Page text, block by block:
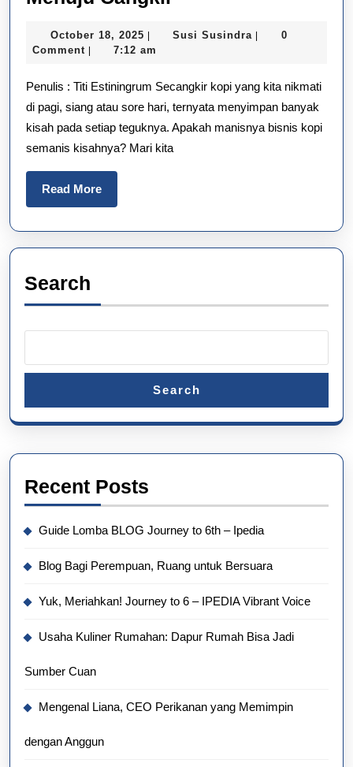
dari
Menuju
Cangkir
October 18, 2025 October
18,
Susi Susindra Susi
0
Comment
7:12 am
Penulis : Titi Estiningrum Secangkir kopi yang kita nikmati
di pagi, siang atau sore hari, ternyata menyimpan banyak
kisah pada setiap teguknya. Apakah manisnya bisnis kopi
semanis kisahnya? Mari kita
Read MoreRead
More
Search
Search
Recent Posts
Guide Lomba BLOG Journey to 6th – Ipedia
Blog Bagi Perempuan, Ruang untuk Bersuara
Yuk, Meriahkan! Journey to 6 – IPEDIA Vibrant Voice
Usaha Kuliner Rumahan: Dapur Rumah Bisa Jadi
Sumber Cuan
Mengenal Liana, CEO Perikanan yang Memimpin
dengan Anggun